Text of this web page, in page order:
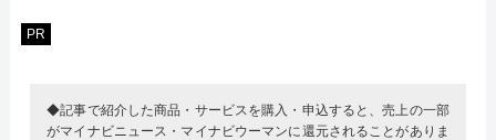
PR
◆記事で紹介した商品・サービスを購入・申込すると、売上の一部
がマイナビニュース・マイナビウーマンに還元されることがありま